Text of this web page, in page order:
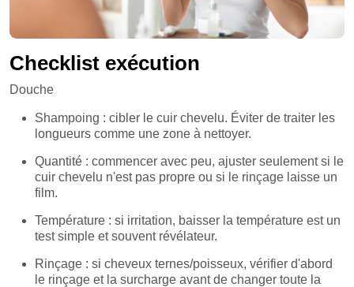
Checklist exécution
Douche
Shampoing : cibler le cuir chevelu. Éviter de traiter les
longueurs comme une zone à nettoyer.
Quantité : commencer avec peu, ajuster seulement si le
cuir chevelu n'est pas propre ou si le rinçage laisse un
film.
Température : si irritation, baisser la température est un
test simple et souvent révélateur.
Rinçage : si cheveux ternes/poisseux, vérifier d'abord
le rinçage et la surcharge avant de changer toute la